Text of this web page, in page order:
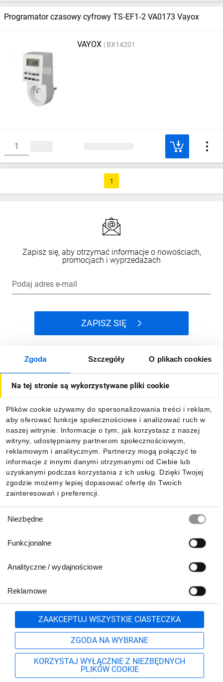
Zgoda Szczegóły O plikach cookies
Na tej stronie są wykorzystywane pliki cookie
Plików cookie używamy do spersonalizowania treści i reklam,
aby oferować funkcje społecznościowe i analizować ruch w
naszej witrynie. Informacje o tym, jak korzystasz z naszej
witryny, udostępniamy partnerom społecznościowym,
reklamowym i analitycznym. Partnerzy mogą połączyć te
informacje z innymi danymi otrzymanymi od Ciebie lub
uzyskanymi podczas korzystania z ich usług. Dzięki Twojej
zgodzie możemy lepiej dopasować ofertę do Twoich
zainteresowań i preferencji.
zgody
Niezbędne
Funkcjonalne
Analityczne / wydajnościowe
Reklamowe
ZAAKCEPTUJ WSZYSTKIE CIASTECZKA
ZGODA NA WYBRANE
KORZYSTAJ WYŁĄCZNIE Z NIEZBĘDNYCH
PLIKÓW COOKIE
Programator czasowy cyfrowy TS‑EF1‑2 VA0173 Vayox
VAYOX BX14201
1
Zapisz się, aby otrzymać informacje o nowościach,
promocjach i wyprzedażach
Podaj adres e-mail
ZAPISZ SIĘ
Dla kupujących
Informacje
Pobierz naszą aplikację mobilną:
Biuro Obsługi Klienta:
801 500 700 lub
71 37 61 600
pn.-pt. 8:00-16:00